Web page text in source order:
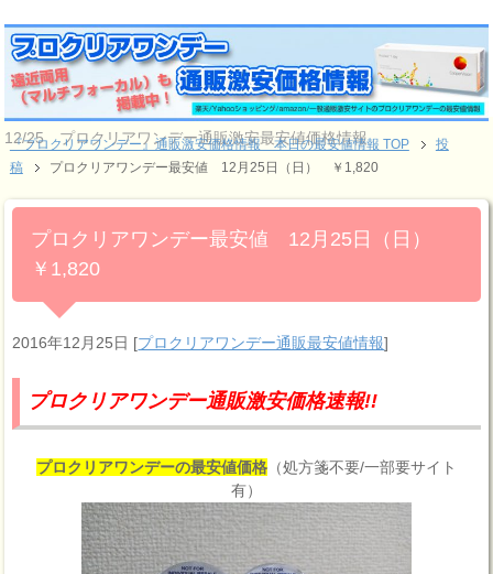
12/25 プロクリアワンデー通販激安最安値価格情報
『プロクリアワンデー』通販激安価格情報 本日の最安値情報 TOP
投
稿
プロクリアワンデー最安値 12月25日（日） ￥1,820
プロクリアワンデー最安値 12月25日（日）
￥1,820
2016年12月25日 [プロクリアワンデー通販最安値情報]
プロクリアワンデー通販激安価格速報!!
プロクリアワンデーの最安値価格（処方箋不要/一部要サイト
有）